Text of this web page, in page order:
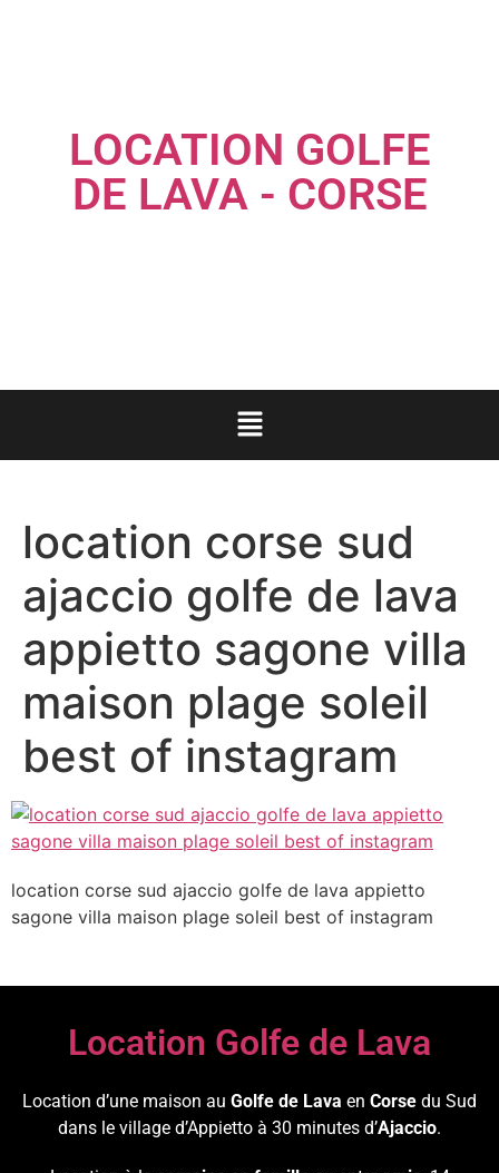
LOCATION GOLFE
DE LAVA - CORSE
location corse sud
ajaccio golfe de lava
appietto sagone villa
maison plage soleil
best of instagram
location corse sud ajaccio golfe de lava appietto
sagone villa maison plage soleil best of instagram
Location Golfe de Lava
Location d’une maison au Golfe de Lava en Corse du Sud
dans le village d’Appietto à 30 minutes d’Ajaccio.